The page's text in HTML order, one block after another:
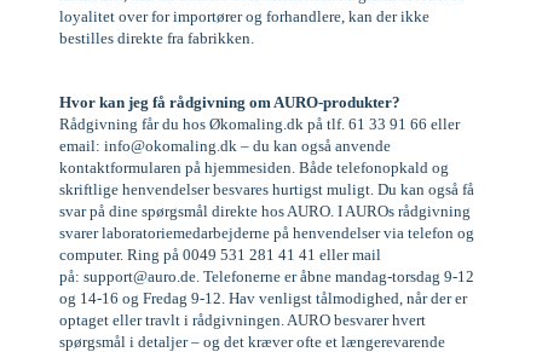
loyalitet over for importører og forhandlere, kan der ikke
bestilles direkte fra fabrikken.
Hvor kan jeg få rådgivning om AURO-produkter?
Rådgivning får du hos Økomaling.dk på tlf. 61 33 91 66 eller
email: info@okomaling.dk – du kan også anvende
kontaktformularen på hjemmesiden. Både telefonopkald og
skriftlige henvendelser besvares hurtigst muligt. Du kan også få
svar på dine spørgsmål direkte hos AURO. I AUROs rådgivning
svarer laboratoriemedarbejderne på henvendelser via telefon og
computer. Ring på 0049 531 281 41 41 eller mail
på: support@auro.de . Telefonerne er åbne mandag-torsdag 9-12
og 14-16 og Fredag 9-12. Hav venligst tålmodighed, når der er
optaget eller travlt i rådgivningen. AURO besvarer hvert
spørgsmål i detaljer – og det kræver ofte et længerevarende